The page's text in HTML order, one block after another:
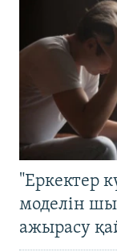
"Еркектер
моделін
ажырасу